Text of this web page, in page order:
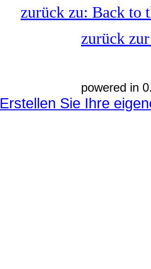
zurück zu: Back to
zurück
powered in
Erstellen Sie Ihre